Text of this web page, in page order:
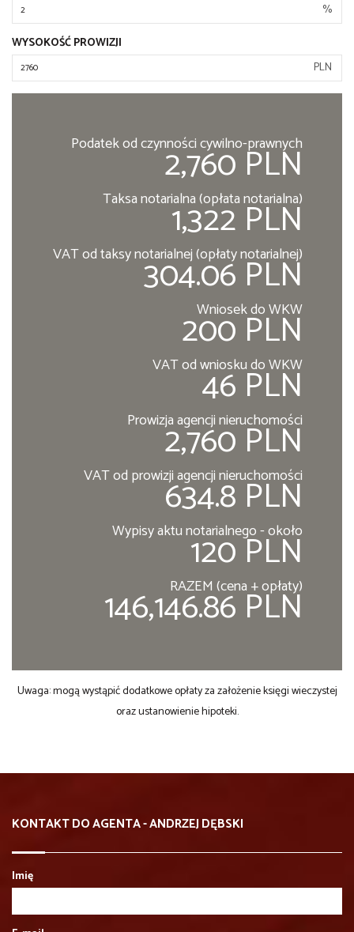
%
WYSOKOŚĆ PROWIZJI
PLN
Podatek od czynności cywilno-prawnych
2,760 PLN
Taksa notarialna (opłata notarialna)
1,322 PLN
VAT od taksy notarialnej (opłaty notarialnej)
304.06 PLN
Wniosek do WKW
200 PLN
VAT od wniosku do WKW
46 PLN
Prowizja agencji nieruchomości
2,760 PLN
VAT od prowizji agencji nieruchomości
634.8 PLN
Wypisy aktu notarialnego - około
120 PLN
RAZEM (cena + opłaty)
146,146.86 PLN
Uwaga: mogą wystąpić dodatkowe opłaty za założenie księgi wieczystej
oraz ustanowienie hipoteki.
KONTAKT DO AGENTA - ANDRZEJ DĘBSKI
Imię